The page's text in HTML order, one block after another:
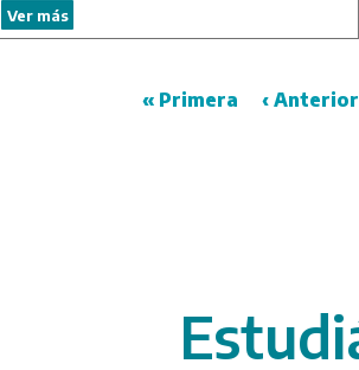
Ver más
Pagination
First
« Primera
Previous
‹ Anterior